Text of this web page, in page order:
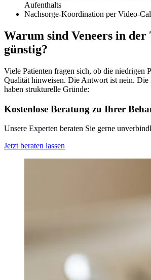
Aufenthalts
Nachsorge-Koordination per Video-
Warum sind Veneers in der
günstig?
Viele Patienten fragen sich, ob die niedrigen
Qualität hinweisen. Die Antwort ist nein. Die
haben strukturelle Gründe:
Kostenlose Beratung zu Ihrer
Unsere Experten beraten Sie gerne
Jetzt beraten lassen